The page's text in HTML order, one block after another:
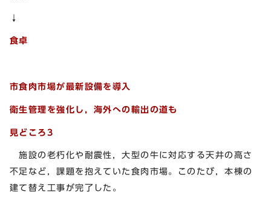
↓
食卓
市食肉市場が最新設備を導入
衛生管理を強化し，海外への輸出の道も
見どころ3
施設の老朽化や耐震性，大型の牛に対応する天井の高さ
不足など，課題を抱えていた食肉市場。このたび，本棟の
建て替え工事が完了した。